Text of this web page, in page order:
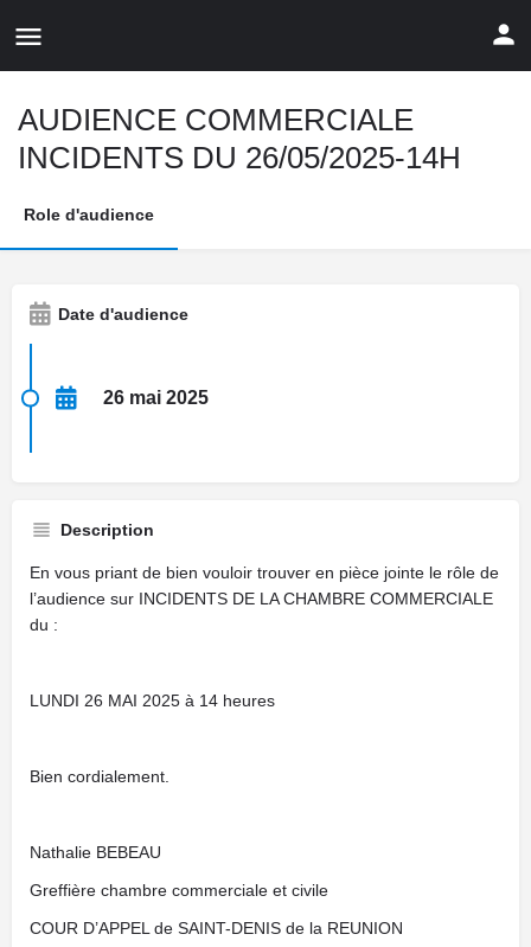
AUDIENCE COMMERCIALE
INCIDENTS DU 26/05/2025-14H
Role d'audience
Date d'audience
26 mai 2025
Description
En vous priant de bien vouloir trouver en pièce jointe le rôle de
l’audience sur INCIDENTS DE LA CHAMBRE COMMERCIALE
du :
LUNDI 26 MAI 2025 à 14 heures
Bien cordialement.
Nathalie BEBEAU
Greffière chambre commerciale et civile
COUR D’APPEL de SAINT-DENIS de la REUNION